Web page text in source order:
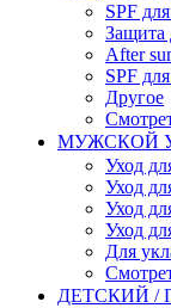
SPF
Защита
After
SPF
Другое
МУЖСКОЙ
Уход
Уход
Уход
Уход
Для
ДЕТСКИЙ /